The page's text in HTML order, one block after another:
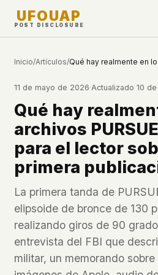
UFOUAP
POST DISCLOSURE
Topics & Tags
U.S. Govt Feed
NEWS
Esta Semana
Novedades
Avistamientos
PEOPLE
WHAT WE DON'T USE
Google Analytics
✕ Facebook Pixel
Cookies
Inicio/Artículos/
11 de mayo de 2026·Actualizado 10
Qué hay
archivos
para el lector
primera
La primera tanda de
elipsoide de bronce de 130
realizando giros de 90
entrevista del FBI que
militar, un memorando